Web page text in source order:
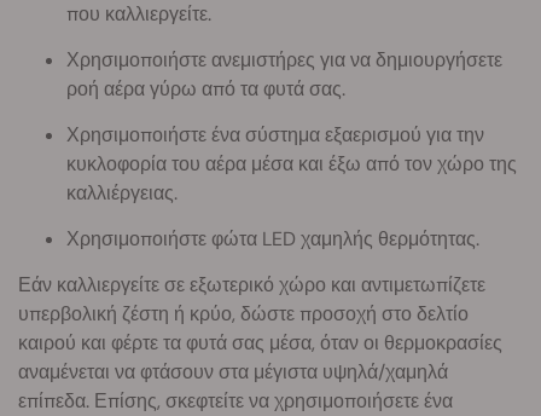
που καλλιεργείτε.
Χρησιμοποιήστε ανεμιστήρες για να δημιουργήσετε
ροή αέρα γύρω από τα φυτά σας.
Χρησιμοποιήστε ένα σύστημα εξαερισμού για την
κυκλοφορία του αέρα μέσα και έξω από τον χώρο της
καλλιέργειας.
Χρησιμοποιήστε φώτα LED χαμηλής θερμότητας.
Εάν καλλιεργείτε σε εξωτερικό χώρο και αντιμετωπίζετε
υπερβολική ζέστη ή κρύο, δώστε προσοχή στο δελτίο
καιρού και φέρτε τα φυτά σας μέσα, όταν οι θερμοκρασίες
αναμένεται να φτάσουν στα μέγιστα υψηλά/χαμηλά
επίπεδα. Επίσης, σκεφτείτε να χρησιμοποιήσετε ένα